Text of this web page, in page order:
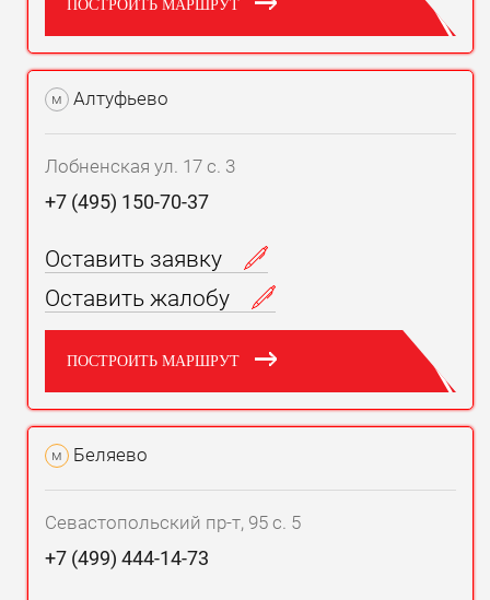
ПОСТРОИТЬ МАРШРУТ
м Алтуфьево
Лобненская ул. 17 с. 3
+7 (495) 150-70-37
Оставить заявку
Оставить жалобу
ПОСТРОИТЬ МАРШРУТ
м Беляево
Севастопольский пр-т, 95 с. 5
+7 (499) 444-14-73